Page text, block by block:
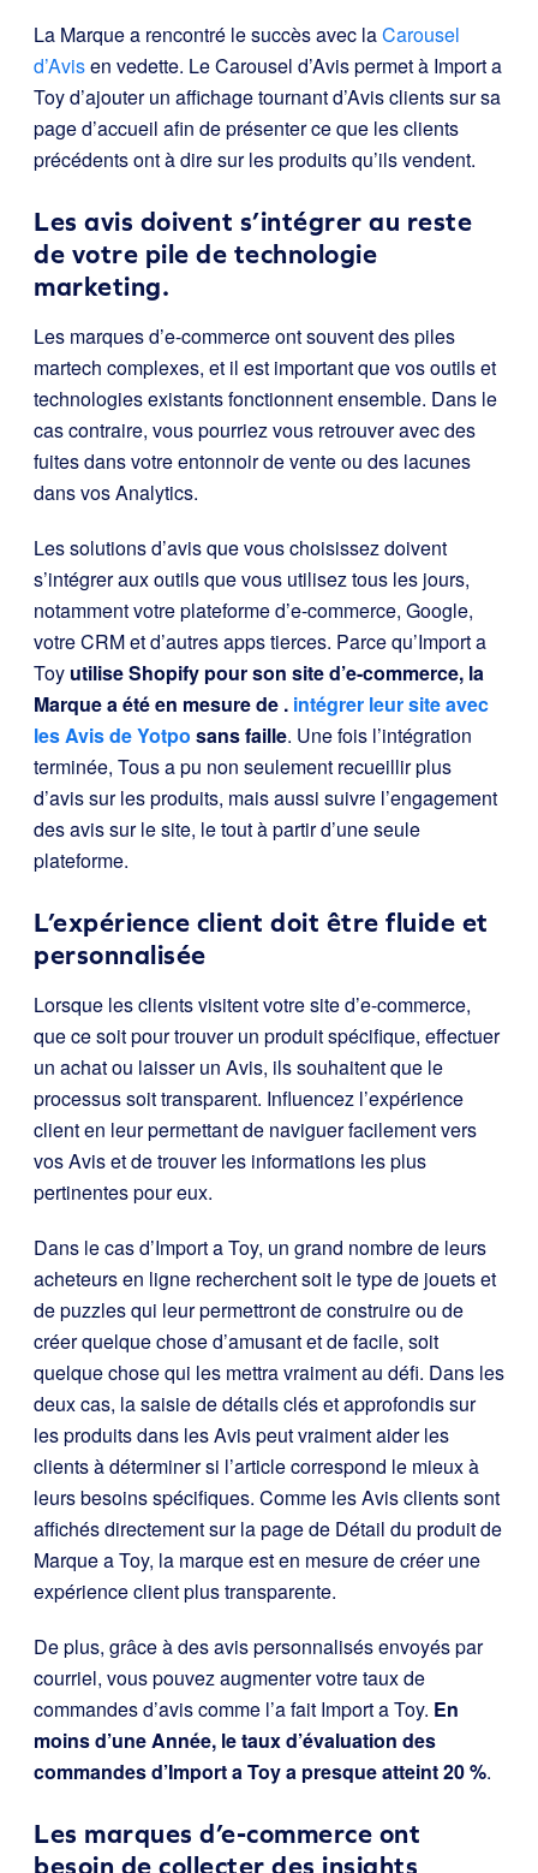
La Marque a rencontré le succès avec laCarousel
d’Avisen vedette. Le Carousel d’Avis permet à Import a
Toy d’ajouter un affichage tournant d’Avis clients sur sa
page d’accueil afin de présenter ce que les clients
précédents ont à dire sur les produits qu’ils vendent.
Les avis doivent s’intégrer au reste
de votre pile de technologie
marketing.
Les marques d’e-commerce ont souvent des piles
martech complexes, et il est important que vos outils et
technologies existants fonctionnent ensemble. Dans le
cas contraire, vous pourriez vous retrouver avec des
fuites dans votre entonnoir de vente ou des lacunes
dans vos Analytics.
Les solutions d’avis que vous choisissez doivent
s’intégrer aux outils que vous utilisez tous les jours,
notamment votre plateforme d’e-commerce, Google,
votre CRM et d’autres apps tierces. Parce qu’Import a
Toy utilise Shopify pour son site d’e-commerce, la
Marque a été en mesure de . intégrer leur site avec
les Avis de Yotpo sans faille. Une fois l’intégration
terminée, Tous a pu non seulement recueillir plus
d’avis sur les produits, mais aussi suivre l’engagement
des avis sur le site, le tout à partir d’une seule
plateforme.
L’expérience client doit être fluide et
personnalisée
Lorsque les clients visitent votre site d’e-commerce,
que ce soit pour trouver un produit spécifique, effectuer
un achat ou laisser un Avis, ils souhaitent que le
processus soit transparent. Influencez l’expérience
client en leur permettant de naviguer facilement vers
vos Avis et de trouver les informations les plus
pertinentes pour eux.
Dans le cas d’Import a Toy, un grand nombre de leurs
acheteurs en ligne recherchent soit le type de jouets et
de puzzles qui leur permettront de construire ou de
créer quelque chose d’amusant et de facile, soit
quelque chose qui les mettra vraiment au défi. Dans les
deux cas, la saisie de détails clés et approfondis sur
les produits dans les Avis peut vraiment aider les
clients à déterminer si l’article correspond le mieux à
leurs besoins spécifiques. Comme les Avis clients sont
affichés directement sur la page de Détail du produit de
Marque a Toy, la marque est en mesure de créer une
expérience client plus transparente.
De plus, grâce à des avis personnalisés envoyés par
courriel, vous pouvez augmenter votre taux de
commandes d’avis comme l’a fait Import a Toy. En
moins d’une Année, le taux d’évaluation des
commandes d’Import a Toy a presque atteint 20 %.
Les marques d’e-commerce ont
besoin de collecter des insights